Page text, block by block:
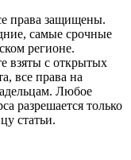
права защищены.
самые срочные
регионе.
взяты с открытых
все права на
Любое
разрешается только
статьи.